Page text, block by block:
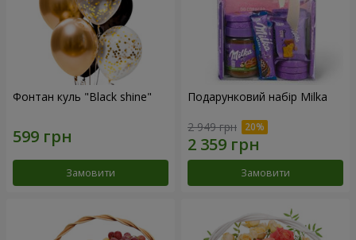
Фонтан куль "Black shine"
Замовити
Подарунковий набір Milka
2 949 грн
Замовити